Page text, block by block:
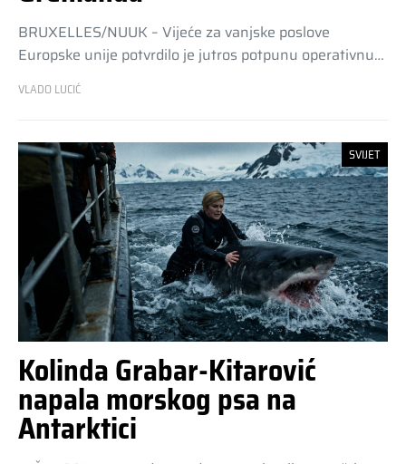
BRUXELLES/NUUK – Vijeće za vanjske poslove
Europske unije potvrdilo je jutros potpunu operativnu…
VLADO LUCIĆ
SVIJET
Kolinda Grabar-Kitarović
napala morskog psa na
Antarktici